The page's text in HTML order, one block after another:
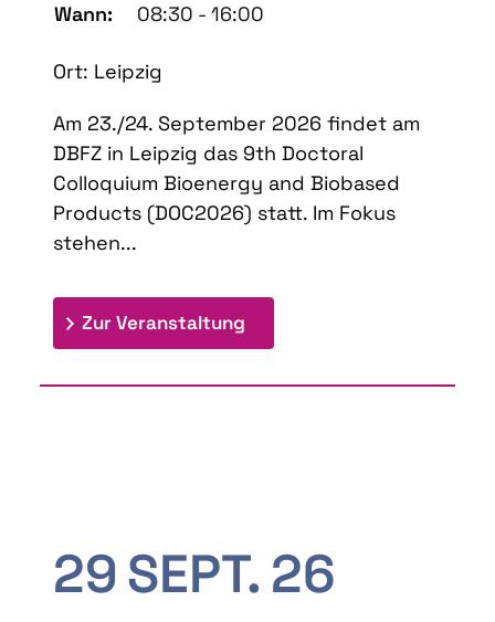
Wann:
08:30 - 16:00
Ort: Leipzig
Am 23./24. September 2026 findet am
DBFZ in Leipzig das 9th Doctoral
Colloquium Bioenergy and Biobased
Products (DOC2026) statt. Im Fokus
stehen...
Zur Veranstaltung
29SEPT. 26